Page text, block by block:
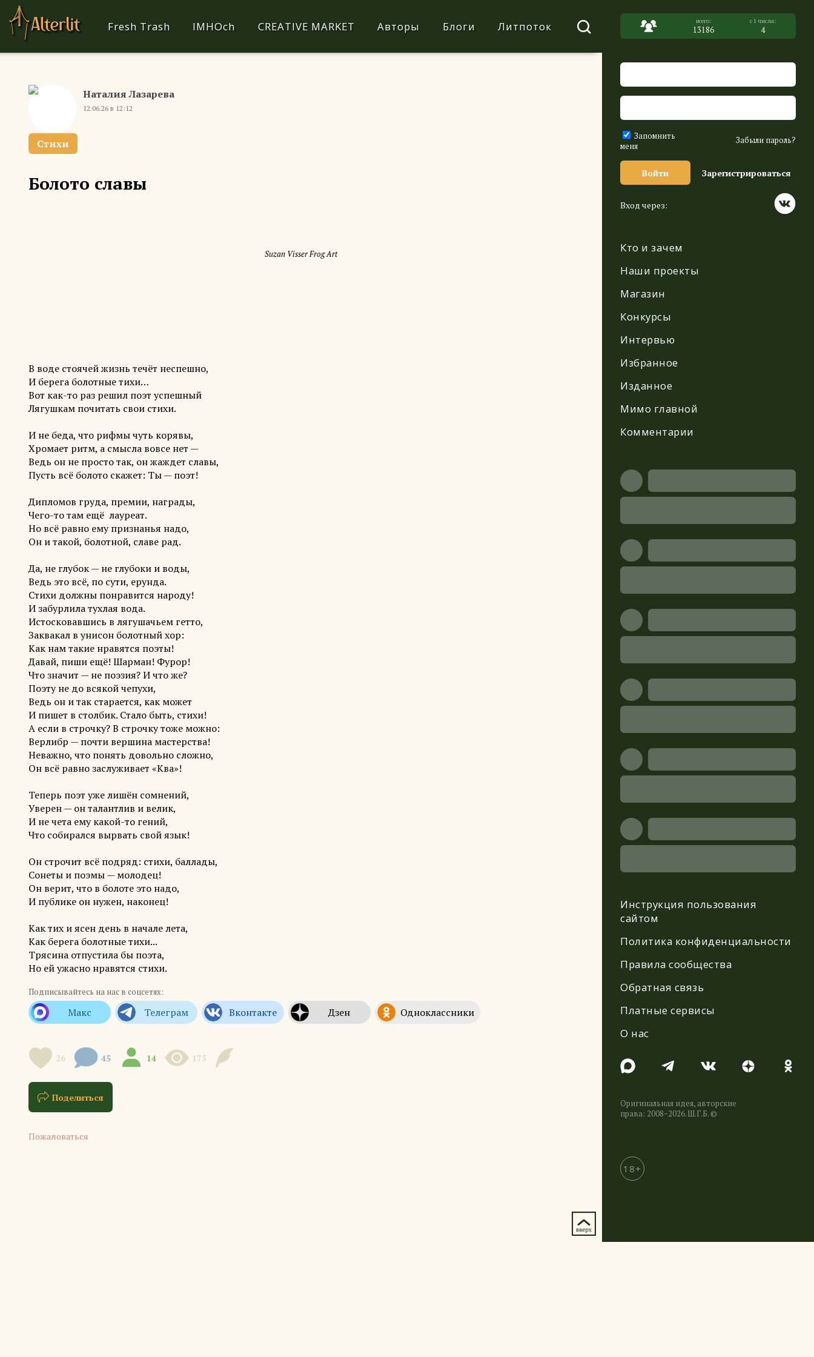
13186 4
Запомнить
меня
Забыли пароль?
Войти Зарегистрироваться
Вход через:
Кто и зачем
Наши проекты
Магазин
Конкурсы
Интервью
Избранное
Изданное
Мимо главной
Комментарии
Инструкция пользования
сайтом
Политика конфиденциальности
Правила сообщества
Обратная связь
Платные сервисы
О нас
Оригинальная идея, авторские
права: 2008−2026. Ш.Г.Б. ©
18+
Fresh Trash IMHOch CREATIVE MARKET Авторы Блоги Литпоток
Наталия Лазарева
12.06.26 в 12:12
Стихи
Болото славы
Suzan Visser Frog Art
В воде стоячей жизнь течёт неспешно,
И берега болотные тихи…
Вот как-то раз решил поэт успешный
Лягушкам почитать свои стихи.
И не беда, что рифмы чуть корявы,
Хромает ритм, а смысла вовсе нет —
Ведь он не просто так, он жаждет славы,
Пусть всё болото скажет: Ты — поэт!
Дипломов груда, премии, награды,
Чего-то там ещё лауреат.
Но всё равно ему признанья надо,
Он и такой, болотной, славе рад.
Да, не глубок — не глубоки и воды,
Ведь это всё, по сути, ерунда.
Стихи должны понравится народу!
И забурлила тухлая вода.
Истосковавшись в лягушачьем гетто,
Заквакал в унисон болотный хор:
Как нам такие нравятся поэты!
Давай, пиши ещё! Шарман! Фурор!
Что значит — не поэзия? И что же?
Поэту не до всякой чепухи,
Ведь он и так старается, как может
И пишет в столбик. Стало быть, стихи!
А если в строчку? В строчку тоже можно:
Верлибр — почти вершина мастерства!
Неважно, что понять довольно сложно,
Он всё равно заслуживает «Ква»!
Теперь поэт уже лишён сомнений,
Уверен — он талантлив и велик,
И не чета ему какой-то гений,
Что собирался вырвать свой язык!
Он строчит всё подряд: стихи, баллады,
Сонеты и поэмы — молодец!
Он верит, что в болоте это надо,
И публике он нужен, наконец!
Как тих и ясен день в начале лета,
Как берега болотные тихи...
Трясина отпустила бы поэта,
Но ей ужасно нравятся стихи.
Подписывайтесь на нас в соцсетях:
26 45 14 175
Поделиться
Пожаловаться